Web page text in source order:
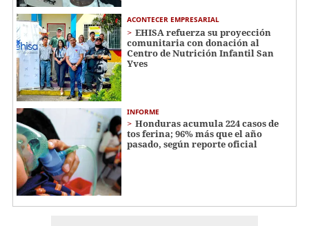
ACONTECER EMPRESARIAL
EHISA refuerza su proyección
comunitaria con donación al
Centro de Nutrición Infantil San
Yves
INFORME
Honduras acumula 224 casos de
tos ferina; 96% más que el año
pasado, según reporte oficial